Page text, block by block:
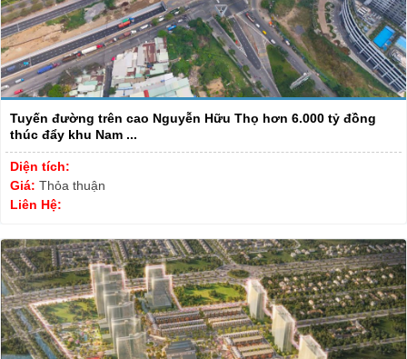
Tuyến đường trên cao Nguyễn Hữu Thọ hơn 6.000 tỷ đồng
thúc đẩy khu Nam ...
Diện tích:
Giá: Thỏa thuận
Liên Hệ: